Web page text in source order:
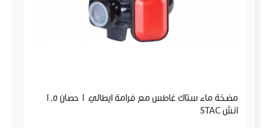
مضخة ماء ستاك غاطس مع فرامة ايطالي 1 حصان 1.5
انش STAC